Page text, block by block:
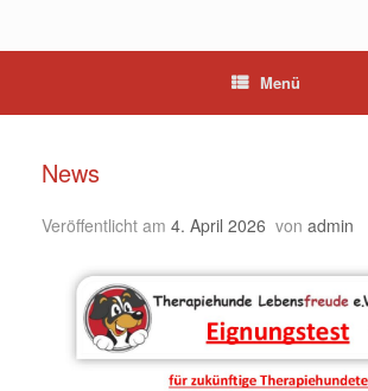
Menü
News
Veröffentlicht am 4. April 2026 von admin